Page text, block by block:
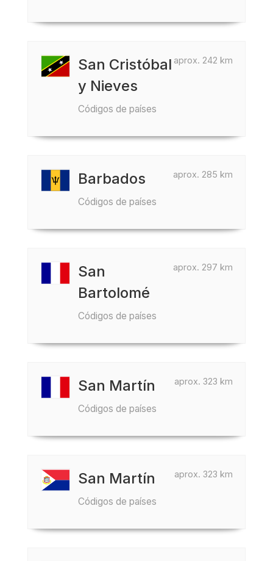
aprox. 242 km
San Cristóbal
y Nieves
Códigos de países
aprox. 285 km
Barbados
Códigos de países
aprox. 297 km
San
Bartolomé
Códigos de países
aprox. 323 km
San Martín
Códigos de países
aprox. 323 km
San Martín
Códigos de países